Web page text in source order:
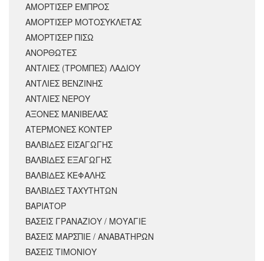
ΑΜΟΡΤΙΣΕΡ ΕΜΠΡΟΣ
ΑΜΟΡΤΙΣΈΡ ΜΟΤΟΣΥΚΛΈΤΑΣ
ΑΜΟΡΤΙΣΕΡ ΠΙΣΩ
ΑΝΟΡΘΩΤΕΣ
ΑΝΤΛΙΕΣ (ΤΡΟΜΠΕΣ) ΛΑΔΙΟΥ
ΑΝΤΛΙΕΣ ΒΕΝΖΙΝΗΣ
ΑΝΤΛΙΕΣ ΝΕΡΟΥ
ΑΞΟΝΕΣ ΜΑΝΙΒΕΛΑΣ
ΑΤΕΡΜΟΝΕΣ ΚΟΝΤΕΡ
ΒΑΛΒΙΔΕΣ ΕΙΣΑΓΩΓΗΣ
ΒΑΛΒΙΔΕΣ ΕΞΑΓΩΓΗΣ
ΒΑΛΒΙΔΕΣ ΚΕΦΑΛΗΣ
ΒΑΛΒΙΔΕΣ ΤΑΧΥΤΗΤΩΝ
ΒΑΡΙΑΤΟΡ
ΒΑΣΕΙΣ ΓΡΑΝΑΖΙΟΥ / ΜΟΥΑΓΙΕ
ΒΑΣΕΙΣ ΜΑΡΣΠΙΕ / ΑΝΑΒΑΤΗΡΩΝ
ΒΑΣΕΙΣ ΤΙΜΟΝΙΟΥ